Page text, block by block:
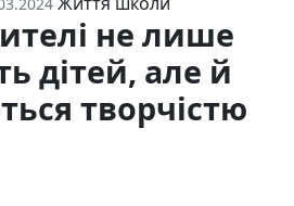
не лише
дітей, але й
творчістю